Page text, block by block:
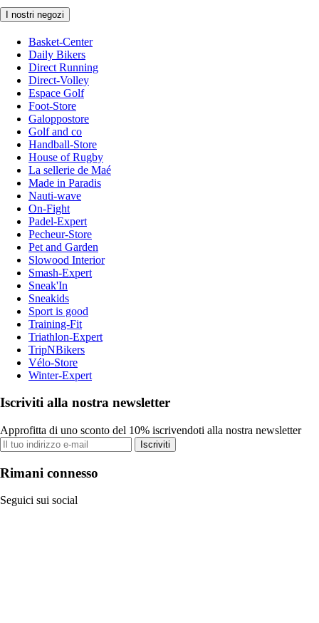
I nostri negozi
Basket-Center
Daily Bikers
Direct Running
Direct-Volley
Espace Golf
Foot-Store
Galoppostore
Golf and co
Handball-Store
House of Rugby
La sellerie de Maé
Made in Paradis
Nauti-wave
On-Fight
Padel-Expert
Pecheur-Store
Pet and Garden
Slowood Interior
Smash-Expert
Sneak'In
Sneakids
Sport is good
Training-Fit
Triathlon-Expert
TripNBikers
Vélo-Store
Winter-Expert
Iscriviti alla nostra newsletter
Approfitta di uno sconto del 10% iscrivendoti alla nostra newsletter
Iscriviti
Rimani connesso
Seguici sui social